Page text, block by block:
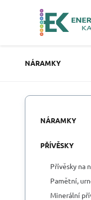
NÁRAMKY
NÁRAMKY
PŘÍVĚSKY
Přívěsky na
Pamětní,
Minerální